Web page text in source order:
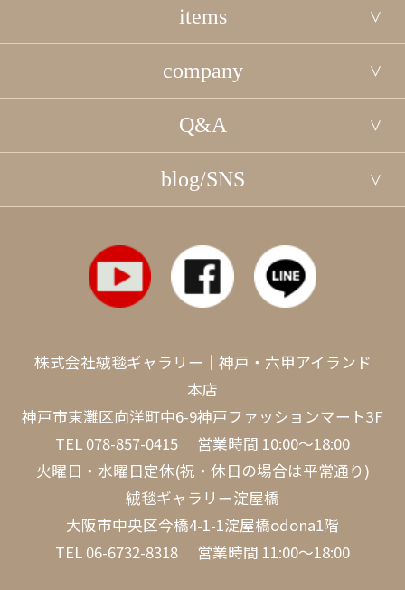
items
company
Q&A
blog/SNS
株式会社絨毯ギャラリー｜神戸・六甲アイランド
本店
神戸市東灘区向洋町中6-9神戸ファッションマート3F
TEL 078-857-0415 営業時間 10:00～18:00
火曜日・水曜日定休(祝・休日の場合は平常通り)
絨毯ギャラリー淀屋橋
大阪市中央区今橋4-1-1淀屋橋odona1階
TEL 06-6732-8318 営業時間 11:00～18:00